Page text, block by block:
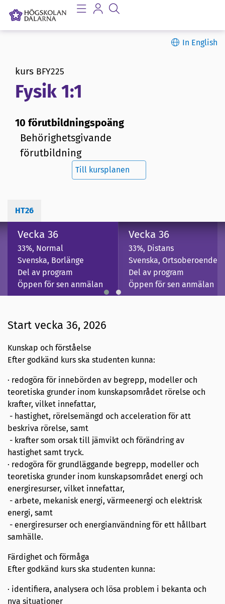
In English
kurs BFY225
Fysik 1:1
10 förutbildningspoäng
Behörighetsgivande
förutbildning
Till kursplanen
HT26
Vecka 36
33%, Normal
Svenska, Borlänge
Del av program
Öppen för sen anmälan
Vecka 36
33%, Distans
Svenska, Ortsoberoende
Del av program
Öppen för sen anmälan
Start vecka 36, 2026
Kunskap och förståelse
Efter godkänd kurs ska studenten kunna:
· redogöra för innebörden av begrepp, modeller och
teoretiska grunder inom kunskapsområdet rörelse och
krafter, vilket innefattar,
- hastighet, rörelsemängd och acceleration för att
beskriva rörelse, samt
- krafter som orsak till jämvikt och förändring av
hastighet samt tryck.
· redogöra för grundläggande begrepp, modeller och
teoretiska grunder inom kunskapsområdet energi och
energiresurser, vilket innefattar,
- arbete, mekanisk energi, värmeenergi och elektrisk
energi, samt
- energiresurser och energianvändning för ett hållbart
samhälle.
Färdighet och förmåga
Efter godkänd kurs ska studenten kunna:
· identifiera, analysera och lösa problem i bekanta och
nya situationer